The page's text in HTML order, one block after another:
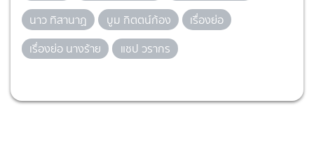
นาว ทิสานาฏ
บูม กิตตน์ก้อง
เรื่องย่อ
เรื่องย่อ นางร้าย
แชป วรากร